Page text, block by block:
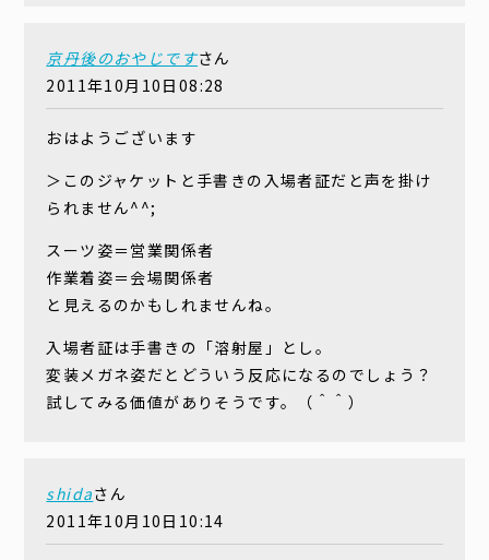
京丹後のおやじですさん
2011年10月10日08:28
おはようございます
＞このジャケットと手書きの入場者証だと声を掛け
られません^^;
スーツ姿＝営業関係者
作業着姿＝会場関係者
と見えるのかもしれませんね。
入場者証は手書きの「溶射屋」とし。
変装メガネ姿だとどういう反応になるのでしょう？
試してみる価値がありそうです。（＾＾）
shidaさん
2011年10月10日10:14